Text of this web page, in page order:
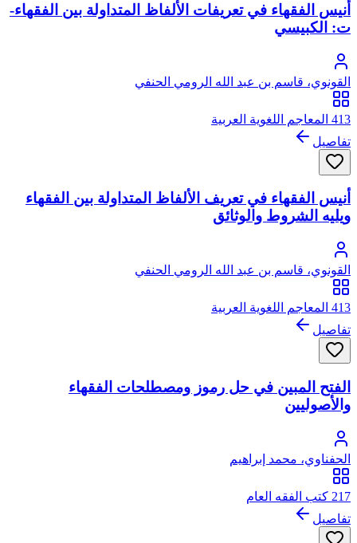
أنيس الفقهاء في تعريفات الألفاظ المتداولة بين الفقهاء-
ت: الكبيسي
القونوي، قاسم بن عبد الله الرومي الحنفي
413 المعاجم اللغوية العربية
تفاصيل
أنيس الفقهاء في تعريف الألفاظ المتداولة بين الفقهاء
ويليه الشروط والوثائق
القونوي، قاسم بن عبد الله الرومي الحنفي
413 المعاجم اللغوية العربية
تفاصيل
الفتح المبين في حل رموز ومصطلحات الفقهاء
والأصوليين
الحفناوي، محمد إبراهيم
217 كتب الفقه العام
تفاصيل